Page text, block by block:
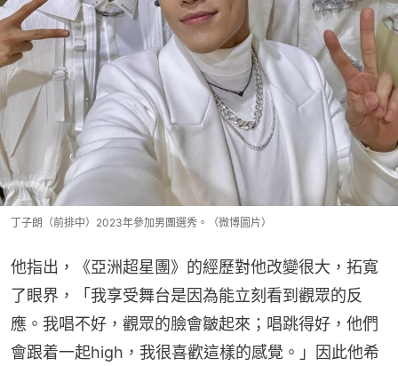
丁子朗（前排中）2023年參加男團選秀。（微博圖片）
他指出，《亞洲超星團》的經歷對他改變很大，拓寬
了眼界，「我享受舞台是因為能立刻看到觀眾的反
應。我唱不好，觀眾的臉會皺起來；唱跳得好，他們
會跟着一起high，我很喜歡這樣的感覺。」因此他希